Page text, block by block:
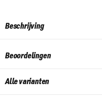
Beschrijving
Beoordelingen
Alle varianten